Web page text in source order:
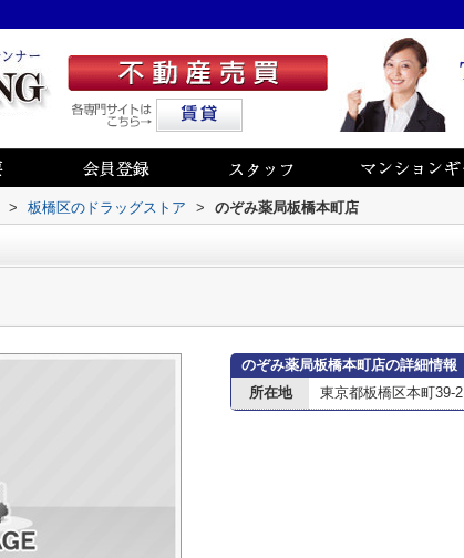
> 板橋区のドラッグストア > のぞみ薬局板橋本町店
のぞみ薬局板橋本町店の詳細情報
所在地
東京都板橋区本町39-2